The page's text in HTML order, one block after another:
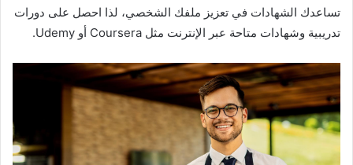
تساعدك الشهادات في تعزيز ملفك الشخصي، لذا احصل على دورات
تدريبية وشهادات متاحة عبر الإنترنت مثل Coursera أو Udemy.